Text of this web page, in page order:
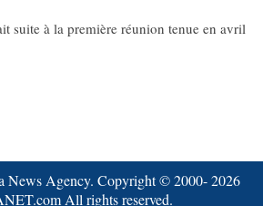
suite à la première réunion tenue en avril
News Agency. Copyright © 2000-2026
All rights reserved.